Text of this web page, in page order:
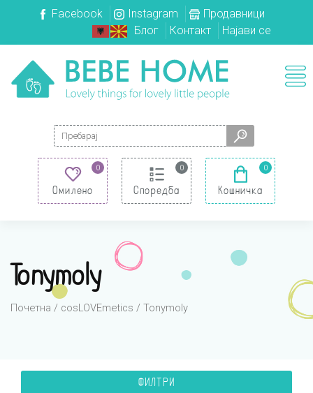
Facebook Instagram
Продавници
Блог
Контакт Најави се
Search for:
0
Омилено
0
Споредба
0
Кошничка
Tonymoly
Почетна / cosLOVEmetics / Tonymoly
ФИЛТРИ